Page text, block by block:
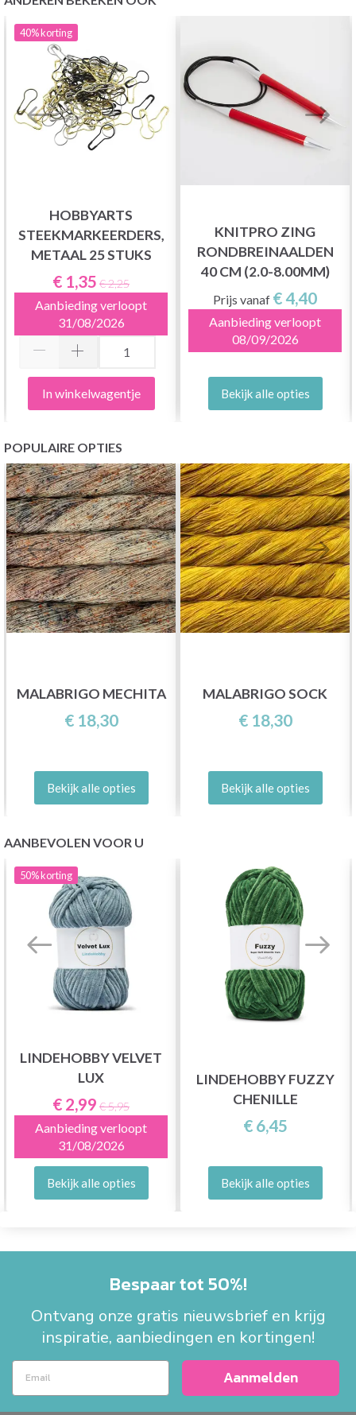
40%korting
HOBBYARTS
STEEKMARKEERDERS,
METAAL 25 STUKS
€ 1,35 € 2,25
Aanbieding verloopt
31/08/2026
In winkelwagentje
KNITPRO ZING
RONDBREINAALDEN
40 CM (2.0-8.00MM)
Prijs vanaf € 4,40
Aanbieding verloopt
08/09/2026
Bekijk alle opties
POPULAIRE OPTIES
MALABRIGO MECHITA
€ 18,30
Bekijk alle opties
MALABRIGO SOCK
€ 18,30
Bekijk alle opties
AANBEVOLEN VOOR U
50%korting
LINDEHOBBY VELVET
LUX
€ 2,99 € 5,95
Aanbieding verloopt
31/08/2026
Bekijk alle opties
LINDEHOBBY FUZZY
CHENILLE
€ 6,45
Bekijk alle opties
Bespaar tot 50%!
Ontvang onze gratis nieuwsbrief en krijg
inspiratie, aanbiedingen en kortingen!
Aanmelden